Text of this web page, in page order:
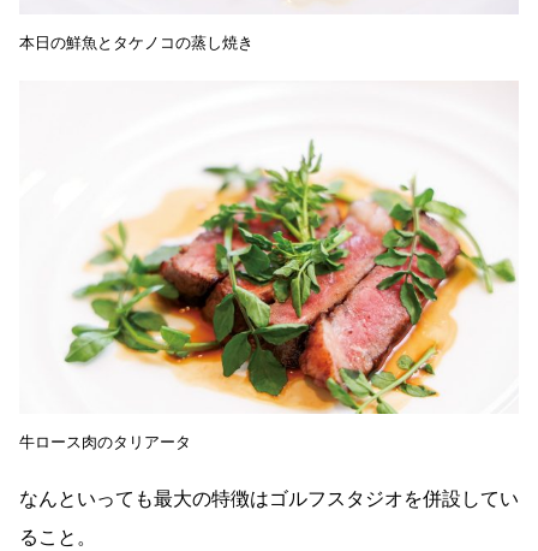
本日の鮮魚とタケノコの蒸し焼き
牛ロース肉のタリアータ
なんといっても最大の特徴はゴルフスタジオを併設してい
ること。